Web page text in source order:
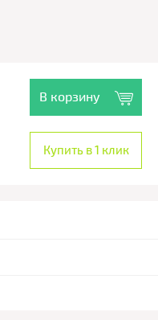
В корзину
Купить в 1 клик